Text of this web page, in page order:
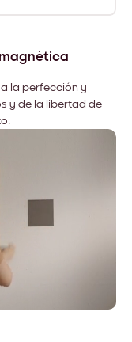
la perfección y
y de la libertad de